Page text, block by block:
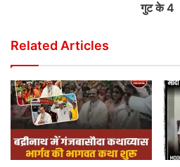
गुट के 4
Related Articles